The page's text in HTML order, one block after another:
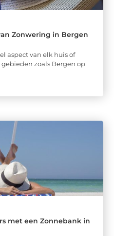
Zonwering in Bergen
aspect van elk huis of
zoals Bergen op
met een Zonnebank in